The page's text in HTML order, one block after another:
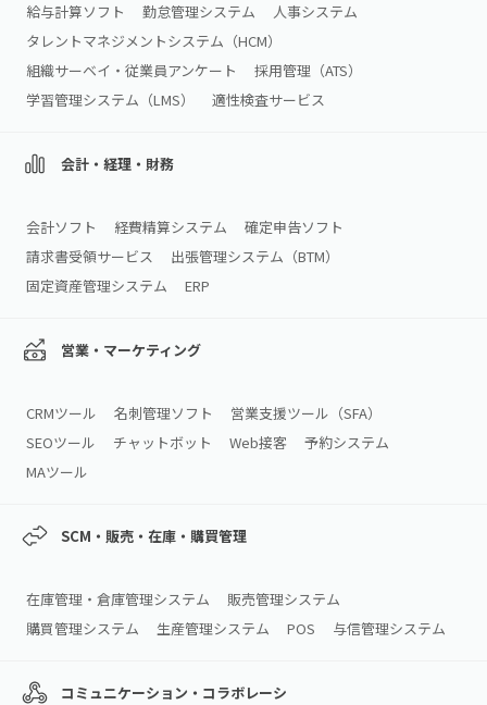
給与計算ソフト 勤怠管理システム
人事システム
タレントマネジメントシステム（HCM）
組織サーベイ・従業員アンケート
採用管理（ATS）
学習管理システム（LMS）
適性検査サービス
会計・経理・財務
会計ソフト 経費精算システム
確定申告ソフト
請求書受領サービス
出張管理システム（BTM）
固定資産管理システム
ERP
営業・マーケティング
CRMツール 名刺管理ソフト
営業支援ツール（SFA）
SEOツール
チャットボット Web接客
予約システム
MAツール
SCM・販売・在庫・購買管理
在庫管理・倉庫管理システム
販売管理システム
購買管理システム
生産管理システム POS 与信管理システム
コミュニケーション・コラボレーシ